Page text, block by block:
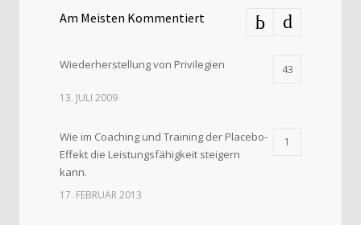
Am Meisten Kommentiert
Wiederherstellung von Privilegien 43
13. JULI 2009
Wie im Coaching und Training der Placebo-
Effekt die Leistungsfähigkeit steigern
kann.
1
17. FEBRUAR 2013